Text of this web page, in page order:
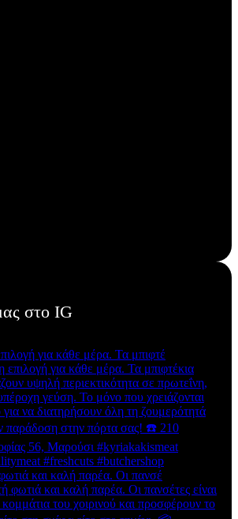
στο IG
για κάθε μέρα. Τα μπιφτέ
και καλή παρέα. Οι πανσέ